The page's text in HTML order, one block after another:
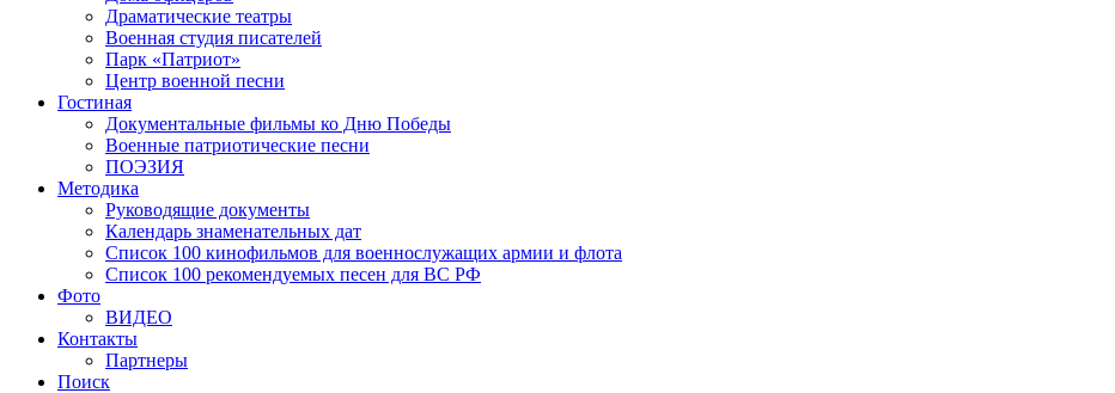
Драматические театры
Военная студия писателей
Парк «Патриот»
Центр военной песни
Гостиная
Документальные фильмы ко Дню Победы
Военные патриотические песни
ПОЭЗИЯ
Методика
Руководящие документы
Календарь знаменательных дат
Список 100 кинофильмов для военнослужащих армии и флота
Список 100 рекомендуемых песен для ВС РФ
Фото
ВИДЕО
Контакты
Партнеры
Поиск